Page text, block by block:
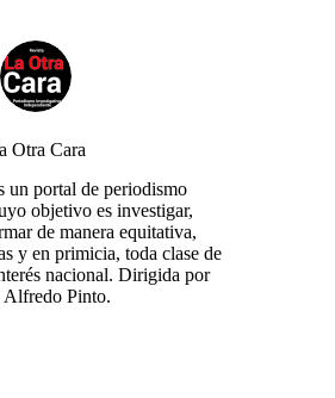
Otra Cara
un portal de periodismo
objetivo es investigar,
de manera equitativa,
y en primicia, toda clase de
nacional. Dirigida por
Alfredo Pinto.